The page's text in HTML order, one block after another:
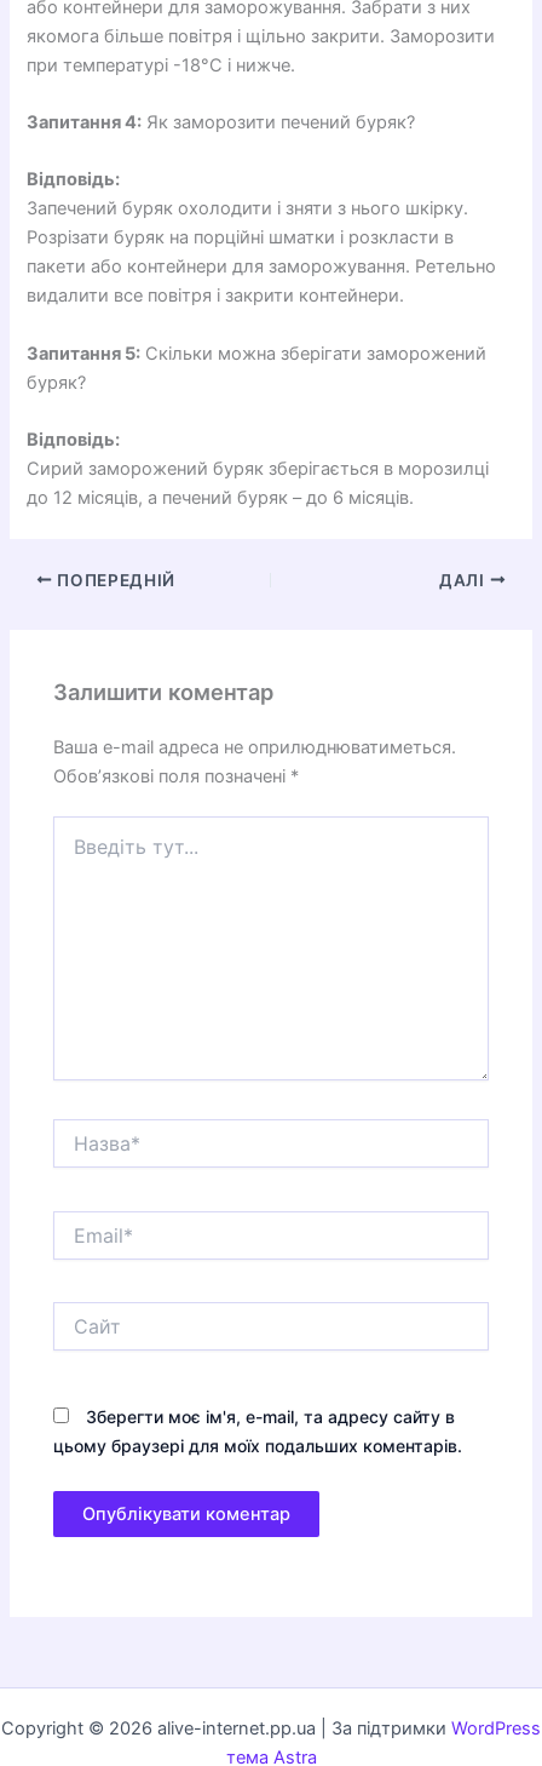
або контейнери для заморожування. Забрати з них
якомога більше повітря і щільно закрити. Заморозити
при температурі -18°C і нижче.
Запитання 4: Як заморозити печений буряк?
Відповідь:
Запечений буряк охолодити і зняти з нього шкірку.
Розрізати буряк на порційні шматки і розкласти в
пакети або контейнери для заморожування. Ретельно
видалити все повітря і закрити контейнери.
Запитання 5: Скільки можна зберігати заморожений
буряк?
Відповідь:
Сирий заморожений буряк зберігається в морозилці
до 12 місяців, а печений буряк – до 6 місяців.
ПОПЕРЕДНІЙ ДАЛІ
Залишити коментар
Ваша e-mail адреса не оприлюднюватиметься.
Обов’язкові поля позначені *
тут...
Зберегти моє ім'я, e-mail, та адресу сайту в
цьому браузері для моїх подальших коментарів.
Copyright © 2026 alive-internet.pp.ua | За підтримки WordPress
тема Astra